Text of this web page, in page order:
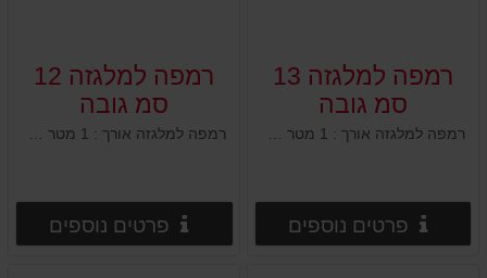
רמפה למלגזה 13
סמ גובה
פרטים נוספים פרטים נוספים
רמפה למלגזה 12
סמ גובה
פרטים נוספים